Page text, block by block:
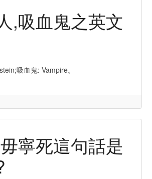
,吸血鬼之英文
吸血鬼: Vampire。
寧死這句話是